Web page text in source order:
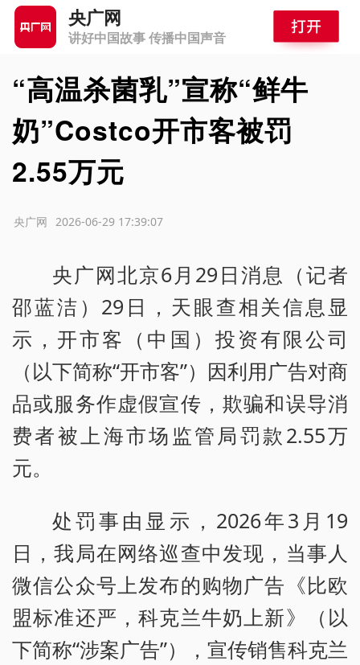
央广网
讲好中国故事 传播中国声音
“高温杀菌乳”宣称“鲜牛
奶”Costco开市客被罚
2.55万元
2026-06-29 17:39:07
央广网
央广网北京6月29日消息（记者
邵蓝洁）29日，天眼查相关信息显
示，开市客（中国）投资有限公司
（以下简称“开市客”）因利用广告对商
品或服务作虚假宣传，欺骗和误导消
费者被上海市场监管局罚款2.55万
元。
处罚事由显示，2026年3月19
日，我局在网络巡查中发现，当事人
微信公众号上发布的购物广告《比欧
盟标准还严，科克兰牛奶上新》（以
下简称“涉案广告”），宣传销售科克兰